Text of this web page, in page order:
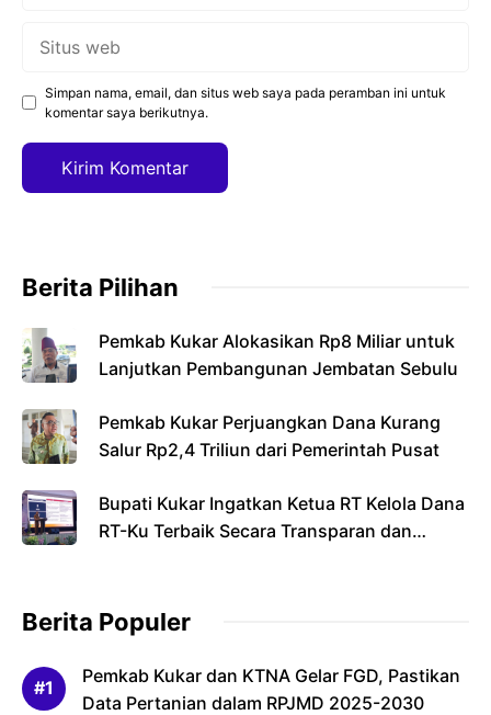
Simpan nama, email, dan situs web saya pada peramban ini untuk
komentar saya berikutnya.
Berita Pilihan
Pemkab Kukar Alokasikan Rp8 Miliar untuk
Lanjutkan Pembangunan Jembatan Sebulu
Pemkab Kukar Perjuangkan Dana Kurang
Salur Rp2,4 Triliun dari Pemerintah Pusat
Bupati Kukar Ingatkan Ketua RT Kelola Dana
RT-Ku Terbaik Secara Transparan dan
Berita Populer
Pemkab Kukar dan KTNA Gelar FGD, Pastikan
Data Pertanian dalam RPJMD 2025-2030